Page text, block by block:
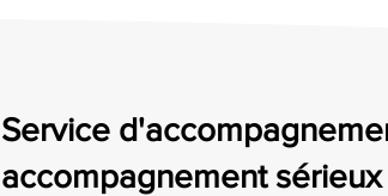
Service
accompagnement